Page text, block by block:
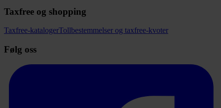
Taxfree og shopping
Taxfree-katalogerTollbestemmelser og taxfree-kvoter
Følg oss